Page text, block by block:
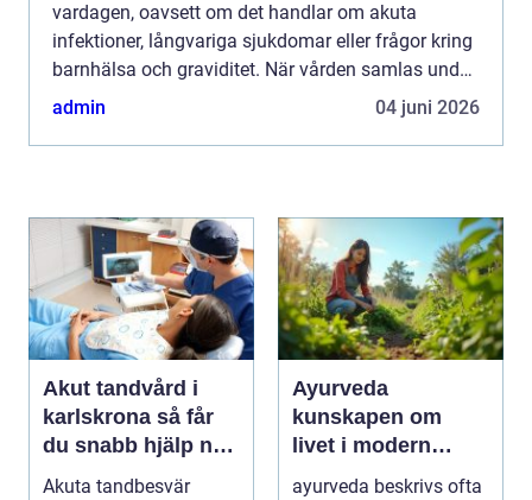
vardagen, oavsett om det handlar om akuta
infektioner, långvariga sjukdomar eller frågor kring
barnhälsa och graviditet. När vården samlas under
ett tak blir vägen mellan olika mottagningar
admin 04 juni 2026
Akut tandvård i
karlskrona så får
du snabb hjälp när
tanden krisar
Akuta tandbesvär
Ayurveda
kunskapen om
livet i modern
vardag
ayurveda beskrivs ofta